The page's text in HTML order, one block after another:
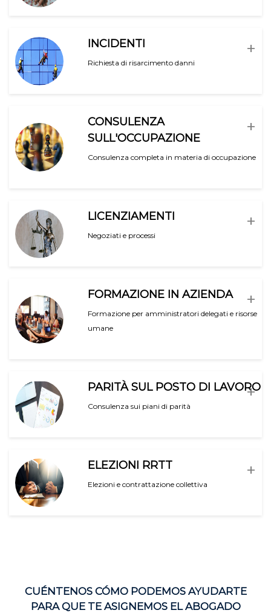
+
INCIDENTI
Richiesta di risarcimento danni
+
CONSULENZA
SULL'OCCUPAZIONE
Consulenza completa in materia di occupazione
+
LICENZIAMENTI
Negoziati e processi
+
FORMAZIONE IN AZIENDA
Formazione per amministratori delegati e risorse
umane
+
PARITÀ SUL POSTO DI LAVORO
Consulenza sui piani di parità
+
ELEZIONI RRTT
Elezioni e contrattazione collettiva
CUÉNTENOS CÓMO PODEMOS AYUDARTE
PARA QUE TE ASIGNEMOS EL ABOGADO